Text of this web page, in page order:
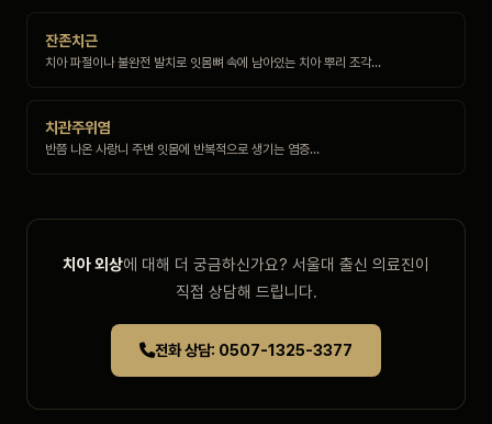
잔존치근
치아 파절이나 불완전 발치로 잇몸뼈 속에 남아있는 치아 뿌리 조각…
치관주위염
반쯤 나온 사랑니 주변 잇몸에 반복적으로 생기는 염증…
치아 외상에 대해 더 궁금하신가요? 서울대 출신 의료진이
직접 상담해 드립니다.
전화 상담: 0507-1325-3377